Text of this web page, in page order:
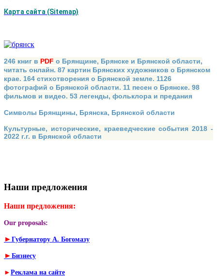
Карта сайта (Sitemap)
246 книг в PDF о Брянщине, Брянске и Брянской области,
читать онлайн. 87 картин Брянских художников о Брянском
крае. 164 стихотворения о Брянской земле. 1126
фотографий о Брянской области. 11 песен о Брянске. 98
фильмов и видео. 53 легенды, фольклора и предания
Символы Брянщины, Брянска, Брянской области
Культурные, исторические, краеведческие события 2018 -
2022 г.г. в Брянской области
Наши предложения
Наши предложения:
Our proposals:
► Губернатору А. Богомазу
► Бизнесу
► Реклама на сайте